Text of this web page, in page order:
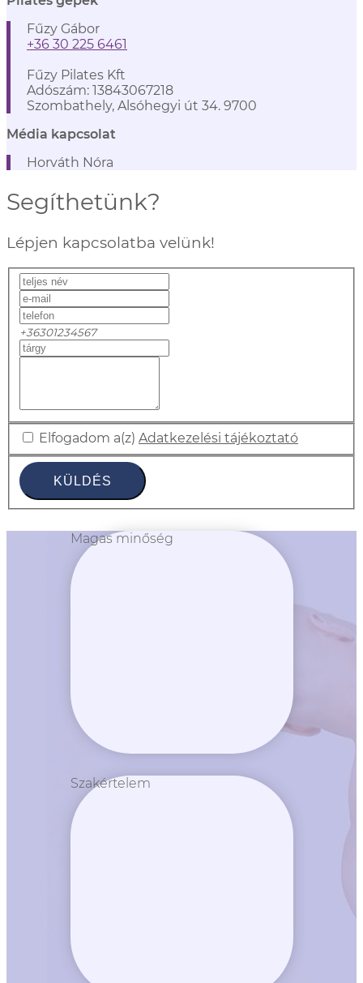
Fűzy Gábor
+36 30 225 6461
Fűzy Pilates Kft
Adószám: 13843067218
Szombathely, Alsóhegyi út 34. 9700
Média kapcsolat
Horváth Nóra
Segíthetünk?
Lépjen kapcsolatba velünk!
+36301234567
Elfogadom a(z) Adatkezelési tájékoztató
KÜLDÉS
Magas minőség
Szakértelem